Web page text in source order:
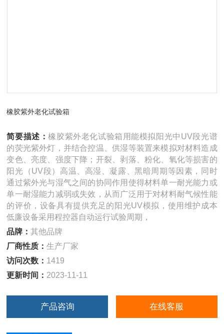
橡胶紫外老化试验箱
简要描述：橡胶紫外老化试验箱用能模拟阳光中UV段光谱
的荧光紫外灯，并结合控温、供湿等装置来模拟对材料造成
变色、亮度、强度下降；开裂、剥落、粉化、氧化等损害的
阳光（UV段）高温、高湿、凝露、黑暗周期等因素，同时
通过紫外光与湿气之间的协同作用使得材料单一耐光能力或
单一耐湿能力减弱或失效，从而广泛用于对材料耐气候性能
的评价，设备具有提供充足的阳光UV模拟，使用维护成本
低廉设备采用程控器自动运行试验周期，
品牌：其他品牌
厂商性质：生产厂家
访问次数： 1419
更新时间： 2023-11-11
产品咨询 在线客服